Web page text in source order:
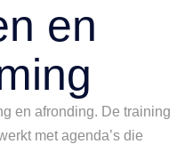
en
en afronding. De training
met agenda’s die